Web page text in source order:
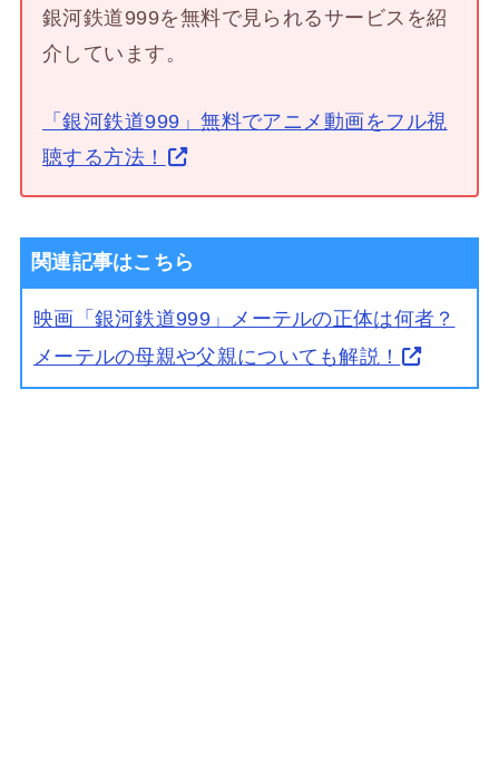
銀河鉄道999を無料で見られるサービスを紹
介しています。
「銀河鉄道999」無料でアニメ動画をフル視
聴する方法！
関連記事はこちら
映画「銀河鉄道999」メーテルの正体は何者？
メーテルの母親や父親についても解説！